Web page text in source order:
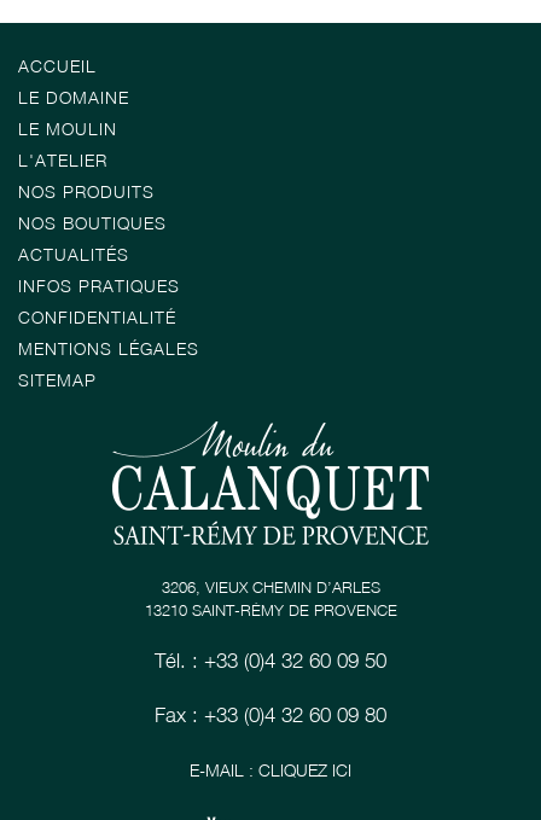
ACCUEIL
LE DOMAINE
LE MOULIN
L'ATELIER
NOS PRODUITS
NOS BOUTIQUES
ACTUALITÉS
INFOS PRATIQUES
CONFIDENTIALITÉ
MENTIONS LÉGALES
SITEMAP
3206, VIEUX CHEMIN D’ARLES
13210 SAINT-RÉMY DE PROVENCE
Tél. : +33 (0)4 32 60 09 50
Fax : +33 (0)4 32 60 09 80
E-MAIL : CLIQUEZ ICI